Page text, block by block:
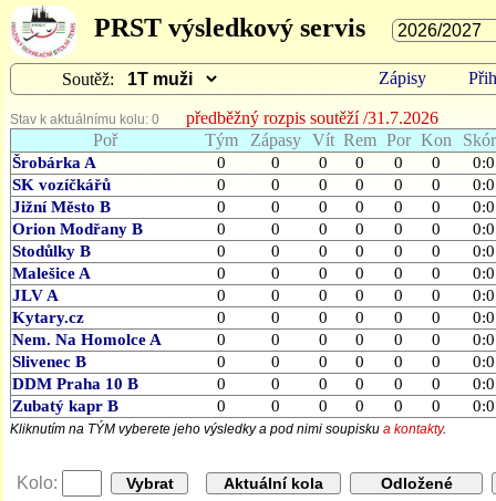
PRST výsledkový servis
Soutěž: Zápisy
Stav k aktuálnímu kolu: 0
předběžný rozpis soutěží /31.7.2026
Poř
Tým Zápasy Vít Rem Por Kon
Šrobárka A 0 0 0 0 0 0
0:0
SK vozíčkářů
0 0 0 0 0 0
0:0
Jižní Město B
0 0 0 0 0 0
0:0
Orion Modřany B
0 0 0 0 0 0
0:0
Stodůlky B
0 0 0 0 0 0
0:0
Malešice A
0 0 0 0 0 0
0:0
JLV A
0 0 0 0 0 0
0:0
Kytary.cz
0 0 0 0 0 0
0:0
Nem. Na Homolce A
0 0 0 0 0 0
0:0
Slivenec B
0 0 0 0 0 0
0:0
DDM Praha 10 B
0 0 0 0 0 0
0:0
Zubatý kapr B
0 0 0 0 0 0 0:0
Kliknutím na TÝM vyberete jeho výsledky a pod nimi soupisku a kontakty.
Kolo: